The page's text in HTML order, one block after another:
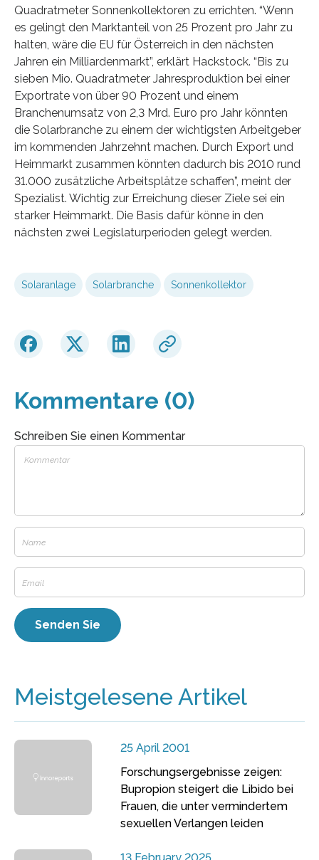
Quadratmeter Sonnenkollektoren zu errichten. “Wenn
es gelingt den Marktanteil von 25 Prozent pro Jahr zu
halten, wäre die EU für Österreich in den nächsten
Jahren ein Milliardenmarkt”, erklärt Hackstock. “Bis zu
sieben Mio. Quadratmeter Jahresproduktion bei einer
Exportrate von über 90 Prozent und einem
Branchenumsatz von 2,3 Mrd. Euro pro Jahr könnten
die Solarbranche zu einem der wichtigsten Arbeitgeber
im kommenden Jahrzehnt machen. Durch Export und
Heimmarkt zusammen könnten dadurch bis 2010 rund
31.000 zusätzliche Arbeitsplätze schaffen”, meint der
Spezialist. Wichtig zur Erreichung dieser Ziele sei ein
starker Heimmarkt. Die Basis dafür könne in den
nächsten zwei Legislaturperioden gelegt werden.
Solaranlage Solarbranche Sonnenkollektor
Kommentare (0)
Schreiben Sie einen Kommentar
Meistgelesene Artikel
25 April 2001
Forschungsergebnisse zeigen:
Bupropion steigert die Libido bei
Frauen, die unter vermindertem
sexuellen Verlangen leiden
13 February 2025